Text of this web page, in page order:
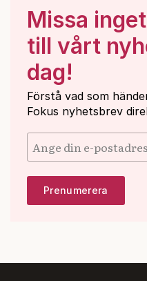
Missa
till vårt
dag!
Förstå vad som
Fokus nyhetsbrev